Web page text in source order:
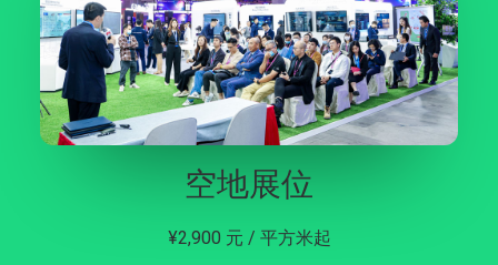
空地展位
¥2,900 元 / 平方米起